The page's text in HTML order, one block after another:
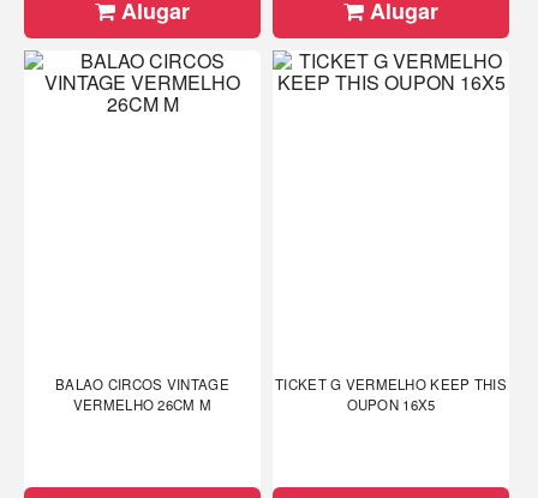
Alugar Alugar
BALAO CIRCOS VINTAGE
VERMELHO 26CM M
TICKET G VERMELHO KEEP THIS
OUPON 16X5